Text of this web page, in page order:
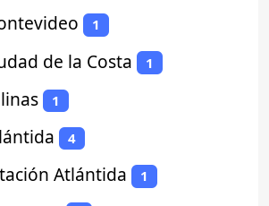
1
de la Costa 1
1
4
Atlántida 1